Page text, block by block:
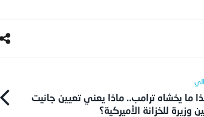
ما يخشاه ترامب.. ماذا يعني تعيين جانيت
وزيرة للخزانة الأميركية؟